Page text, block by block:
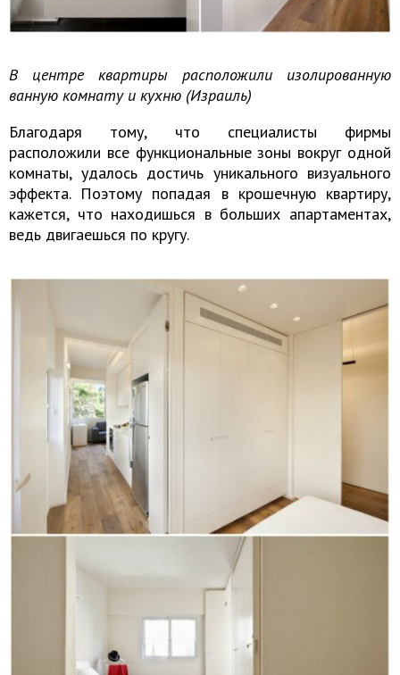
В центре квартиры расположили изолированную
ванную комнату и кухню (Израиль)
Благодаря тому, что специалисты фирмы
расположили все функциональные зоны вокруг одной
комнаты, удалось достичь уникального визуального
эффекта. Поэтому попадая в крошечную квартиру,
кажется, что находишься в больших апартаментах,
ведь двигаешься по кругу.